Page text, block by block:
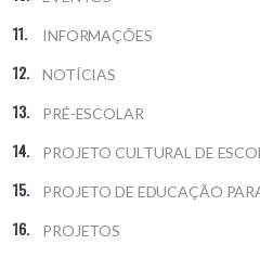
INFORMAÇÕES
NOTÍCIAS
PRÉ-ESCOLAR
PROJETO CULTURAL DE
PROJETO DE EDUCAÇÃO
PROJETOS